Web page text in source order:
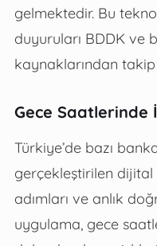
gelmektedir. Bu
duyuruları BDDK ve
kaynaklarından
Gece Saatlerinde
Türkiye’de bazı
gerçekleştirilen
adımları ve anlık
uygulama, gece